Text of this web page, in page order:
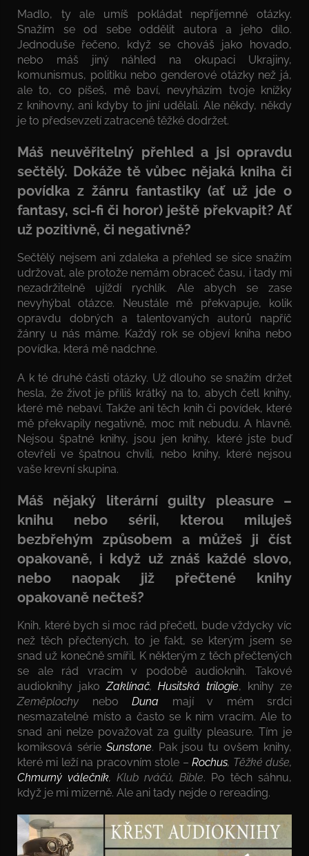
Madlo, ty ale umíš pokládat nepříjemné otázky.
Snažím se od sebe oddělit autora a jeho dílo.
Jednoduše řečeno, když se chováš jako hovado,
nebo máš jiný náhled na okupaci Ukrajiny,
komunismus, politiku nebo genderové otázky než já,
ale to, co píšeš, mě baví, nevyházím tvoje knížky
z knihovny, ani kdyby to jiní udělali. Ale někdy, někdy
je to předsevzetí zatraceně těžké dodržet.
Máš neuvěřitelný přehled a jsi opravdu
sečtělý. Dokáže tě vůbec nějaká kniha či
povídka z žánru fantastiky (ať už jde o
fantasy, sci-fi či horor) ještě překvapit? Ať
už pozitivně, či negativně?
Sečtělý nejsem ani zdaleka a přehled se sice snažím
udržovat, ale protože nemám obraceč času, i tady mi
nezadržitelně ujíždí rychlík. Ale abych se zase
nevyhýbal otázce. Neustále mě překvapuje, kolik
opravdu dobrých a talentovaných autorů napříč
žánry u nás máme. Každý rok se objeví kniha nebo
povídka, která mě nadchne.
A k té druhé části otázky. Už dlouho se snažím držet
hesla, že život je příliš krátký na to, abych četl knihy,
které mě nebaví. Takže ani těch knih či povídek, které
mě překvapily negativně, moc mít nebudu. A hlavně.
Nejsou špatné knihy, jsou jen knihy, které jste buď
otevřeli ve špatnou chvíli, nebo knihy, které nejsou
vaše krevní skupina.
Máš nějaký literární guilty pleasure –
knihu nebo sérii, kterou miluješ
bezbřehým způsobem a můžeš ji číst
opakovaně, i když už znáš každé slovo,
nebo naopak již přečtené knihy
opakovaně nečteš?
Knih, které bych si moc rád přečetl, bude vždycky víc
než těch přečtených, to je fakt, se kterým jsem se
snad už konečně smířil. K některým z těch přečtených
se ale rád vracím v podobě audioknih. Takové
audioknihy jako Zaklínač, Husitská trilogie, knihy ze
Zeměplochy nebo Duna mají v mém srdci
nesmazatelné místo a často se k nim vracím. Ale to
snad ani nelze považovat za guilty pleasure. Tím je
komiksová sérieSunstone. Pak jsou tu ovšem knihy,
které mi leží na pracovním stole –Rochus, Těžké duše,
Chmurný válečník, Klub rváčů, Bible. Po těch sáhnu,
když je mi mizerně. Ale ani tady nejde o rereading.